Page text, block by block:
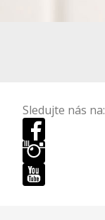
Sledujte nás na: